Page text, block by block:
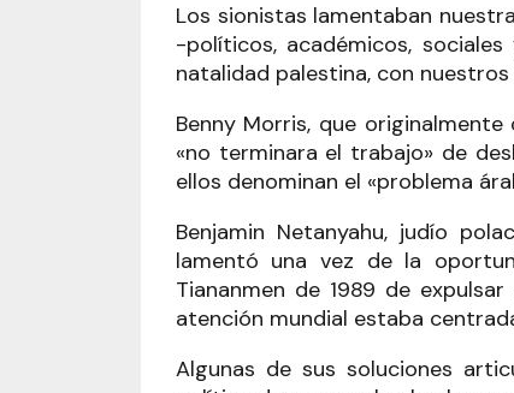
Los sionistas lamentaban
-políticos, académicos,
natalidad palestina, con
Benny Morris, que
«no terminara el trabajo» de
ellos denominan el «problema
Benjamin Netanyahu, judío
lamentó una vez de la
Tiananmen de 1989 de
atención mundial estaba
Algunas de sus soluciones